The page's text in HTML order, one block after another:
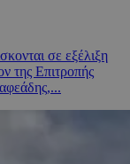
σε εξέλιξη
της Επιτροπής